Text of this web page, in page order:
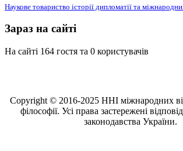
Наукове товариство історії дипломатії та
Зараз на сайті
На сайті 164 гостя та 0 користувачів
Copyright © 2016-2025 ННІ міжнародних
філософії. Усі права застережені
законодавства України.